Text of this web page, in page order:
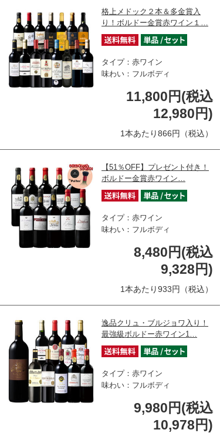
格上メドック２本＆多金賞入
り！ボルドー金賞赤ワイン１…
タイプ：赤ワイン
味わい：フルボディ
11,800円(税込
12,980円)
1本あたり866円（税込）
【51％OFF】プレゼント付き！
ボルドー金賞赤ワイン…
タイプ：赤ワイン
味わい：フルボディ
8,480円(税込
9,328円)
1本あたり933円（税込）
逸品クリュ・ブルジョワ入り！
最強級ボルドー赤ワイン1…
タイプ：赤ワイン
味わい：フルボディ
9,980円(税込
10,978円)